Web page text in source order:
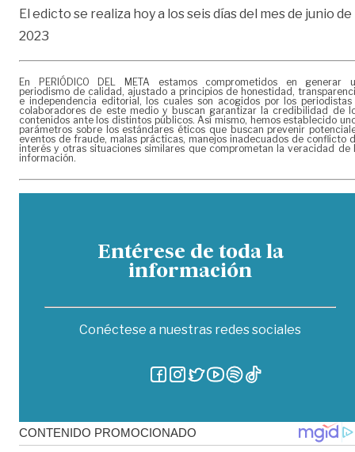
El edicto se realiza hoy a los seis días del mes de junio de
2023
En PERIÓDICO DEL META estamos comprometidos en generar
periodismo de calidad, ajustado a principios de honestidad,
e independencia editorial, los cuales son acogidos por los periodistas
colaboradores de este medio y buscan garantizar la credibilidad de
contenidos ante los distintos públicos. Así mismo, hemos establecido
parámetros sobre los estándares éticos que buscan prevenir
eventos de fraude, malas prácticas, manejos inadecuados de conflicto
interés y otras situaciones similares que comprometan la veracidad de
información.
Entérese de toda la
información
Conéctese a nuestras redes sociales